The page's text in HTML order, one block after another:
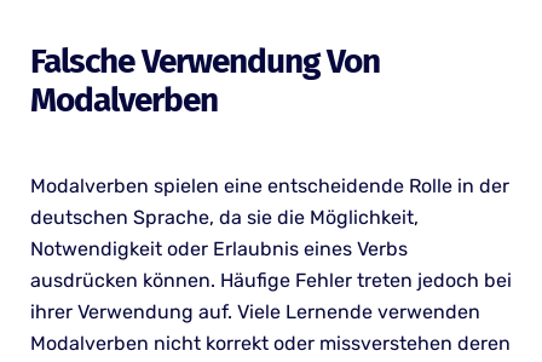
Falsche Verwendung Von
Modalverben
Modalverben spielen eine entscheidende Rolle in der
deutschen Sprache, da sie die Möglichkeit,
Notwendigkeit oder Erlaubnis eines Verbs
ausdrücken können. Häufige Fehler treten jedoch bei
ihrer Verwendung auf. Viele Lernende verwenden
Modalverben nicht korrekt oder missverstehen deren